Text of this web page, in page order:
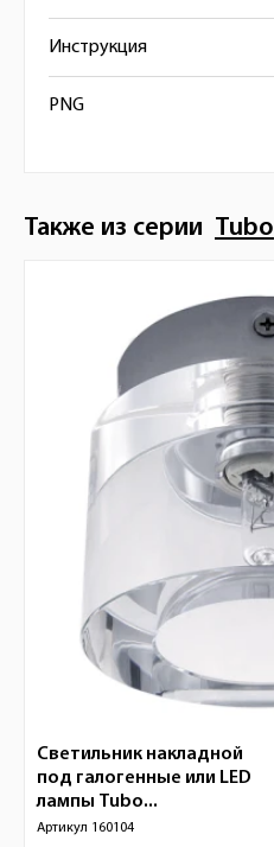
Инструкция
PNG
Также из серии Tubo
Светильник накладной
под галогенные или LED
лампы Tubo...
Артикул 160104